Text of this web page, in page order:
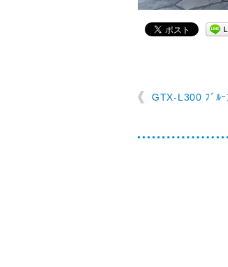
GTX-L300 ﾌﾞﾙｰ